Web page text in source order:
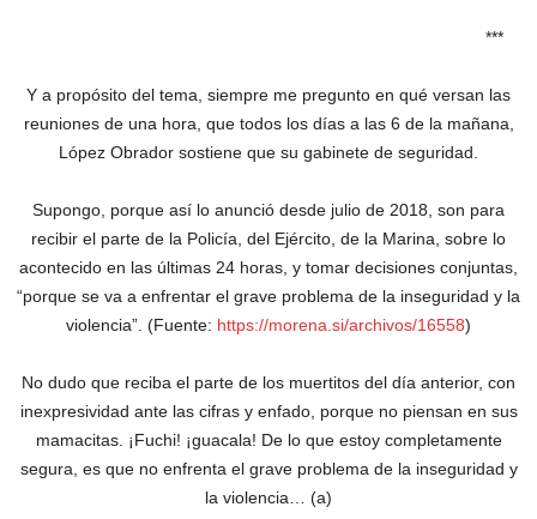
***
Y a propósito del tema, siempre me pregunto en qué versan las
reuniones de una hora, que todos los días a las 6 de la mañana,
López Obrador sostiene que su gabinete de seguridad.
Supongo, porque así lo anunció desde julio de 2018, son para
recibir el parte de la Policía, del Ejército, de la Marina, sobre lo
acontecido en las últimas 24 horas, y tomar decisiones conjuntas,
“porque se va a enfrentar el grave problema de la inseguridad y la
violencia”. (Fuente: https://morena.si/archivos/16558)
No dudo que reciba el parte de los muertitos del día anterior, con
inexpresividad ante las cifras y enfado, porque no piensan en sus
mamacitas. ¡Fuchi! ¡guacala! De lo que estoy completamente
segura, es que no enfrenta el grave problema de la inseguridad y
la violencia… (a)